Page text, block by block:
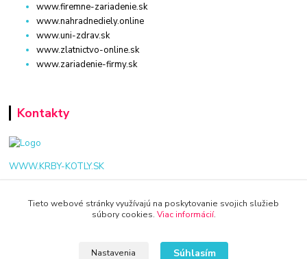
www.firemne-zariadenie.sk
www.nahradnediely.online
www.uni-zdrav.sk
www.zlatnictvo-online.sk
www.zariadenie-firmy.sk
Kontakty
WWW.KRBY-KOTLY.SK
Tieto webové stránky využívajú na poskytovanie svojich služieb
súbory cookies. Viac informácií.
Nastavenia Súhlasím